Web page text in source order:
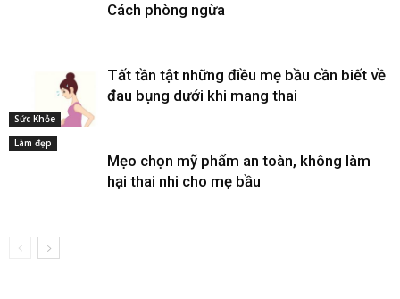
Cách phòng ngừa
Sức Khỏe
Tất tần tật những điều mẹ bầu cần biết về
đau bụng dưới khi mang thai
Làm đẹp
Mẹo chọn mỹ phẩm an toàn, không làm
hại thai nhi cho mẹ bầu